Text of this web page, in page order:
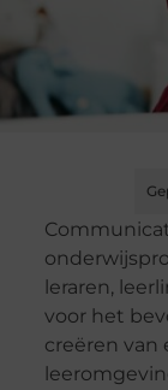
leraren,
voor het
creëren van